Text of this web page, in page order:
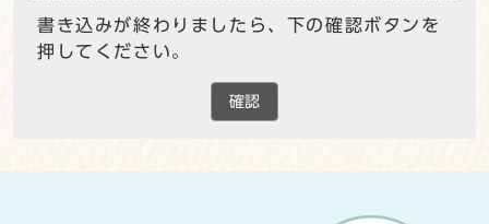
書き込みが終わりましたら、下の確認ボタンを
押してください。
確認